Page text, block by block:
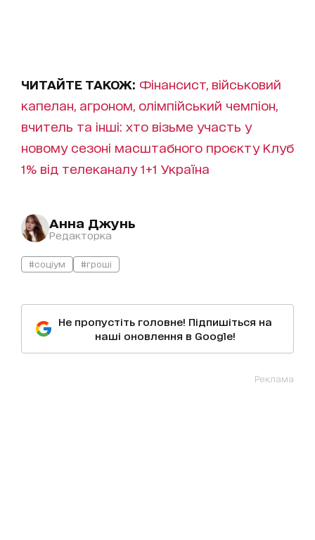
ЧИТАЙТЕ ТАКОЖ: Фінансист, військовий
капелан, агроном, олімпійський чемпіон,
вчитель та інші: хто візьме участь у
новому сезоні масштабного проєкту Клуб
1% від телеканалу 1+1 Україна
Анна Джунь
Редакторка
#соціум #гроші
Не пропустіть головне! Підпишіться на
наші оновлення в Google!
Реклама